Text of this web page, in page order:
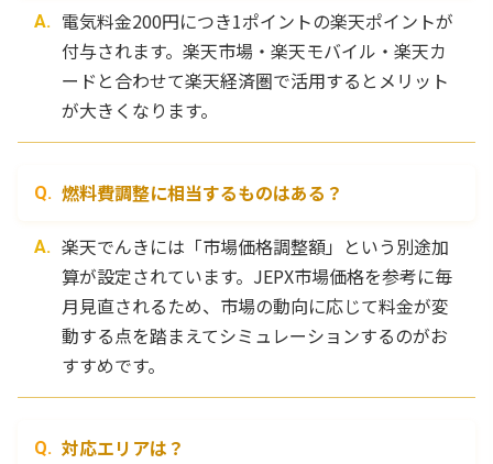
電気料金200円につき1ポイントの楽天ポイントが
付与されます。楽天市場・楽天モバイル・楽天カ
ードと合わせて楽天経済圏で活用するとメリット
が大きくなります。
燃料費調整に相当するものはある？
楽天でんきには「市場価格調整額」という別途加
算が設定されています。JEPX市場価格を参考に毎
月見直されるため、市場の動向に応じて料金が変
動する点を踏まえてシミュレーションするのがお
すすめです。
対応エリアは？